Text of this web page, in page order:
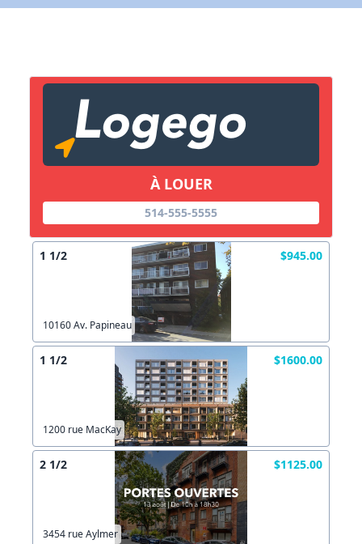
À LOUER
514-555-5555
1 1/2 $945.00
10160 Av. Papineau
1 1/2 $1600.00
1200 rue MacKay
2 1/2 $1125.00
3454 rue Aylmer
X Fermer Envoyez
Copier lien
X Fermer